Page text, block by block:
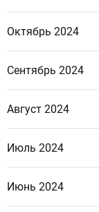
Октябрь 2024
Сентябрь 2024
Август 2024
Июль 2024
Июнь 2024